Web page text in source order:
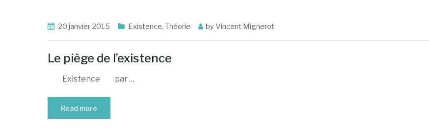
20 janvier 2015 Existence, Théorie byVincent Mignerot
Le piège de l’existence
Existence par…
Read more